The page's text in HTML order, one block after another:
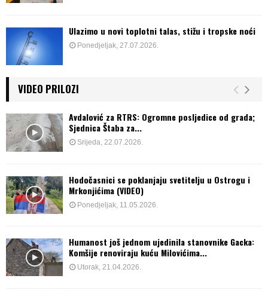
Ulazimo u novi toplotni talas, stižu i tropske noći
Ponedjeljak, 27.07.2026.
VIDEO PRILOZI
Avdalović za RTRS: Ogromne posljedice od grada;
Sjednica Štaba za...
Srijeda, 22.07.2026.
Hodočasnici se poklanjaju svetitelju u Ostrogu i
Mrkonjićima (VIDEO)
Ponedjeljak, 11.05.2026.
Humanost još jednom ujedinila stanovnike Gacka:
Komšije renoviraju kuću Milovićima...
Utorak, 21.04.2026.